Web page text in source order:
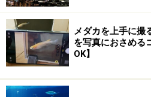
メダカを上手に撮
を写真におさめる
OK】